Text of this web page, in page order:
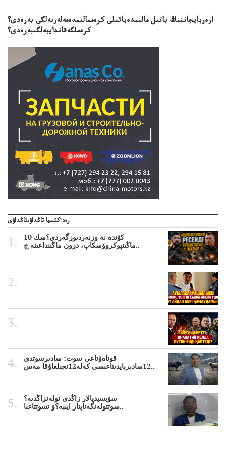
ازەربايجاننىڭ باتىل مالىمدەباتىلى كرەممالىمدەمەلەرىەلگى بەرەدى؟
كرەملگەقاندايبەلگىبەرەدى؟
رەداكتسيا تاڭداۋىتاڭداۋى
10 كۇندە نە وزنەردىوزگەردى؟سك
ماڭىنپوكروۆسكاپ، درون ماڭىنداعىنە ج..
قوناەۆتاعى سوت: سادىرسوتدى
12سادىربايدىتاعىسى كەلە12نجىلعاۇقا مەس..
سۋبسيديالار زاڭدى تولەنزاڭدىە؟
سوتتولەنگەناپتار ايىبە؟ۋ تسوتتاعىا..